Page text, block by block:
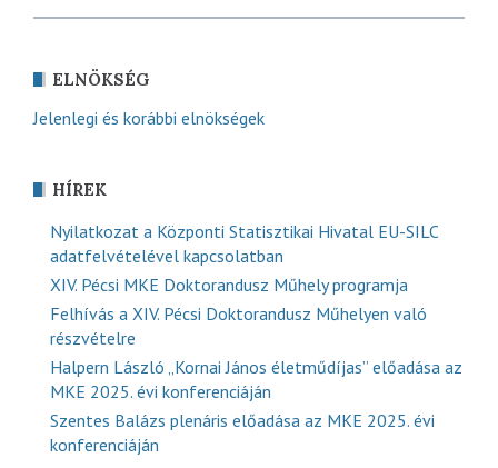
ELNÖKSÉG
Jelenlegi és korábbi elnökségek
HÍREK
Nyilatkozat a Központi Statisztikai Hivatal EU-SILC
adatfelvételével kapcsolatban
XIV. Pécsi MKE Doktorandusz Műhely programja
Felhívás a XIV. Pécsi Doktorandusz Műhelyen való
részvételre
Halpern László „Kornai János életműdíjas” előadása az
MKE 2025. évi konferenciáján
Szentes Balázs plenáris előadása az MKE 2025. évi
konferenciáján